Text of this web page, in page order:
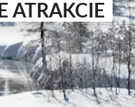
ATRAKCIE